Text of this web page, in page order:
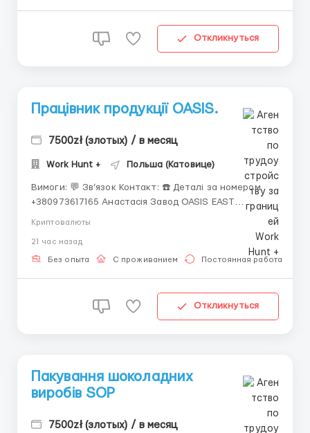
Откликнуться
Працівник продукції OASIS.
7500zł (злотых) / в месяц
Work Hunt + Польша (Катовице)
Вимоги: 💬 Зв’язок Контакт: ☎️ Деталі за номером
+380973617165 Анастасія Завод OASIS EAST
**ЗАРОБІТНА ПЛАТА** ставка — 24.68 зл/год нетто.
30,5 зл нетто - для осіб від 18 до 26 років
(уточнювати) **ГРАФІК РОБОТИ** БЕЗ НІЧНИХ ЗМІН!
Криптовалюты
21 час назад
Без опыта С проживанием Постоянная работа
Откликнуться
Пакування шоколадних
виробів SOP
7500zł (злотых) / в месяц